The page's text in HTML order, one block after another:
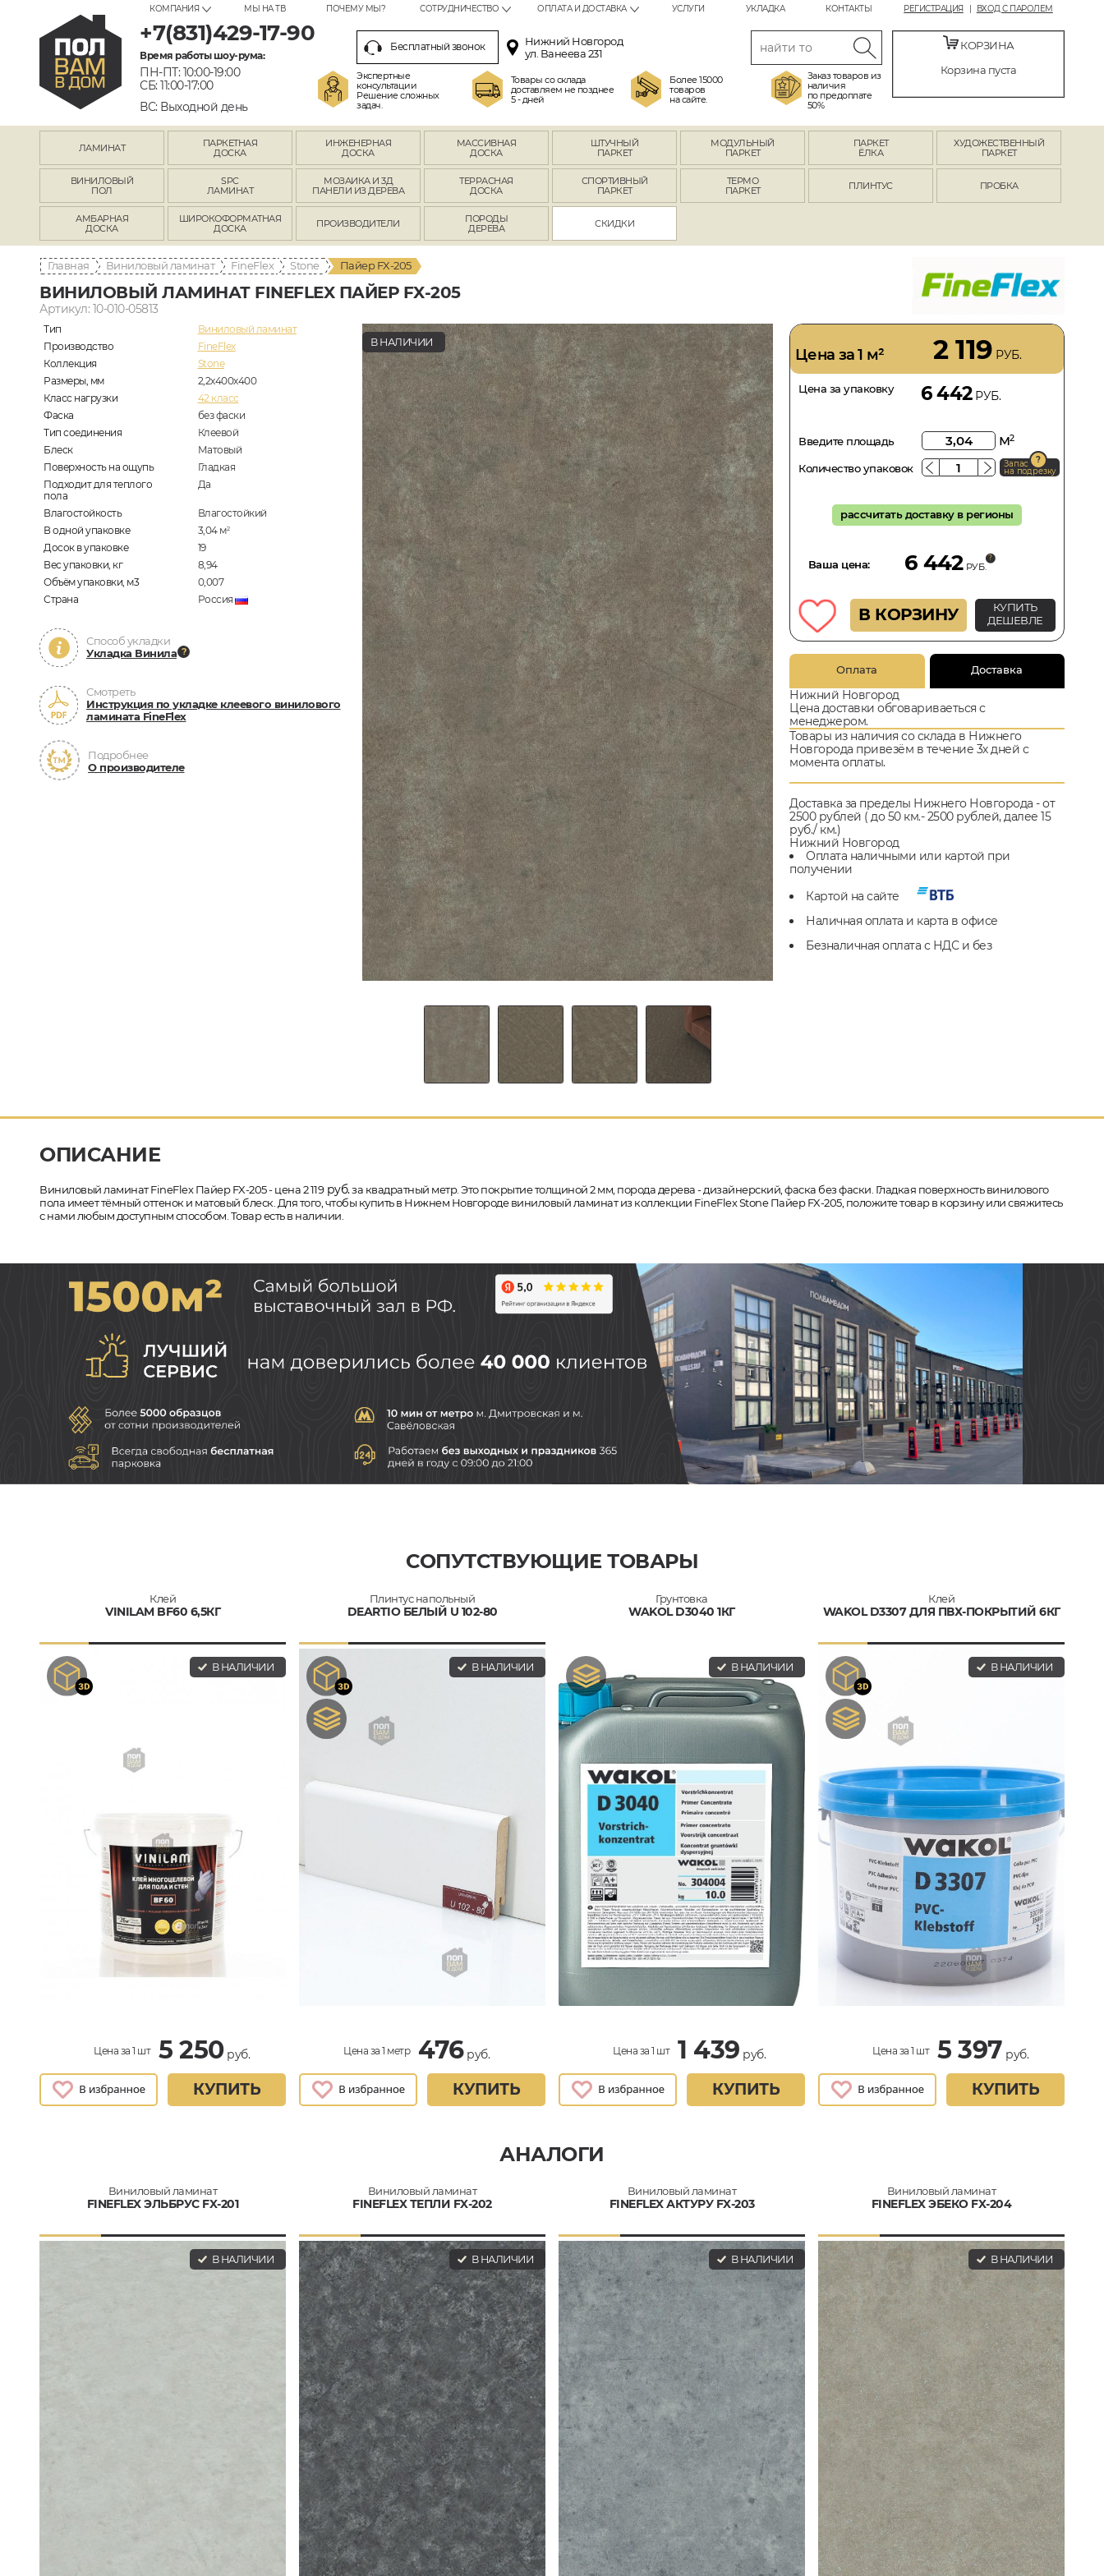
РЕГИСТРАЦИЯ ВХОД С ПАРОЛЕМ
КОМПАНИЯ МЫ НА ТВ ПОЧЕМУ МЫ? СОТРУДНИЧЕСТВО ОПЛАТА И ДОСТАВКА УСЛУГИ УКЛАДКА КОНТАКТЫ
+7(831)429-17-90
Время работы шоу-рума:
ПН-ПТ: 10:00-19:00
СБ: 11:00-17:00
ВС: Выходной день
Бесплатный звонок
Нижний Новгород
ул. Ванеева 231
Экспертные
консультации
Решение сложных
задач.
Товары со склада
доставляем не позднее
5 - дней
Более 15000
товаров
на сайте.
Заказ товаров из
наличия
по предоплате
50%
КОРЗИНА
Корзина пуста
ЛАМИНАТ
ПАРКЕТНАЯ
ДОСКА
ИНЖЕНЕРНАЯ
ДОСКА
МАССИВНАЯ
ДОСКА
ШТУЧНЫЙ
ПАРКЕТ
МОДУЛЬНЫЙ
ПАРКЕТ
ПАРКЕТ
ЁЛКА
ХУДОЖЕСТВЕННЫЙ
ПАРКЕТ
ВИНИЛОВЫЙ
ПОЛ
SPC
ЛАМИНАТ
МОЗАИКА И 3Д
ПАНЕЛИ ИЗ ДЕРЕВА
ТЕРРАСНАЯ
ДОСКА
СПОРТИВНЫЙ
ПАРКЕТ
ТЕРМО
ПАРКЕТ
ПЛИНТУС ПРОБКА
АМБАРНАЯ
ДОСКА
ШИРОКОФОРМАТНАЯ
ДОСКА
ПРОИЗВОДИТЕЛИ
ПОРОДЫ
ДЕРЕВА
СКИДКИ
Главная Виниловый ламинат FineFlex Stone Пайер FX-205
ВИНИЛОВЫЙ ЛАМИНАТ FINEFLEX ПАЙЕР FX-205
Артикул: 10-010-05813
Тип
Виниловый ламинат
Производство
FineFlex
Коллекция
Stone
Размеры, мм
2,2х400х400
Класс нагрузки
42 класс
Фаска
без фаски
Тип соединения
Клеевой
Блеск
Матовый
Поверхность на ощупь
Гладкая
Подходит для теплого
пола
Да
Влагостойкость
Влагостойкий
В одной упаковке
3,04 м2
Досок в упаковке
19
Вес упаковки, кг
8,94
Объём упаковки, м3
0,007
Страна
Россия
Способ укладки
Укладка Винила
Смотреть
Инструкция по укладке клеевого винилового
ламината FineFlex
Подробнее
О производителе
В НАЛИЧИИ
Цена за 1 м² 2 119 РУБ.
Цена за упаковку 6 442РУБ.
Введите площадь м2
Количество упаковок Запас
на подрезку
рассчитать доставку в регионы
Ваша цена: 6 442 РУБ.
В КОРЗИНУ
КУПИТЬ
ДЕШЕВЛЕ
Оплата Доставка
Нижний Новгород
Цена доставки обговариваеться с
менеджером.
Товары из наличия со склада в Нижнего
Новгорода привезём в течение 3х дней с
момента оплаты.
Доставка за пределы Нижнего Новгорода - от
2500 рублей ( до 50 км.- 2500 рублей, далее 15
руб./ км.)
Нижний Новгород
Оплата наличными или картой при
получении
Картой на сайте
Наличная оплата и карта в офисе
Безналичная оплата с НДС и без
ОПИСАНИЕ
Виниловый ламинат FineFlex Пайер FX-205 - цена 2 119руб.за квадратный метр. Это покрытие толщиной 2 мм, порода дерева - дизайнерский, фаска без фаски. Гладкая поверхность винилового
пола имеет тёмный оттенок и матовый блеск. Для того, чтобы купить в Нижнем Новгороде виниловый ламинат из коллекции FineFlex Stone Пайер FX-205, положите товар в корзину или свяжитесь
с нами любым доступным способом. Товар есть в наличии.
СОПУТСТВУЮЩИЕ ТОВАРЫ
Клей
VINILAM BF60 6,5КГ
В НАЛИЧИИ
Цена за 1 шт 5 250руб.
КУПИТЬ
Плинтус напольный
DEARTIO БЕЛЫЙ U 102-80
В НАЛИЧИИ
Цена за 1 метр 476руб.
КУПИТЬ
Грунтовка
WAKOL D3040 1КГ
В НАЛИЧИИ
Цена за 1 шт 1 439 руб.
КУПИТЬ
Клей
WAKOL D3307 ДЛЯ ПВХ-ПОКРЫТИЙ 6КГ
В НАЛИЧИИ
Цена за 1 шт 5 397 руб.
КУПИТЬ
АНАЛОГИ
Виниловый ламинат
FINEFLEX ЭЛЬБРУС FX-201
В НАЛИЧИИ
Виниловый ламинат
FINEFLEX ТЕПЛИ FX-202
В НАЛИЧИИ
Виниловый ламинат
FINEFLEX АКТУРУ FX-203
В НАЛИЧИИ
Виниловый ламинат
FINEFLEX ЭБЕКО FX-204
В НАЛИЧИИ